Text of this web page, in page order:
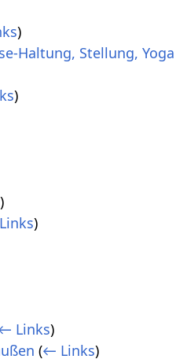
)
Haltung, Stellung,
)
)
)
Links)
(← Links)